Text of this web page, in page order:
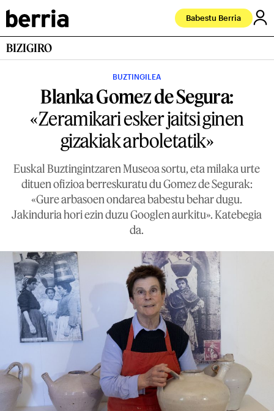
Babestu Berria
BIZIGIRO
BUZTINGILEA
Blanka Gomez de Segura:
«Zeramikari esker jaitsi ginen
gizakiak arboletatik»
Euskal Buztingintzaren Museoa sortu, eta milaka urte
dituen ofizioa berreskuratu du Gomez de Segurak:
«Gure arbasoen ondarea babestu behar dugu.
Jakinduria hori ezin duzu Googlen aurkitu». Katebegia
da.